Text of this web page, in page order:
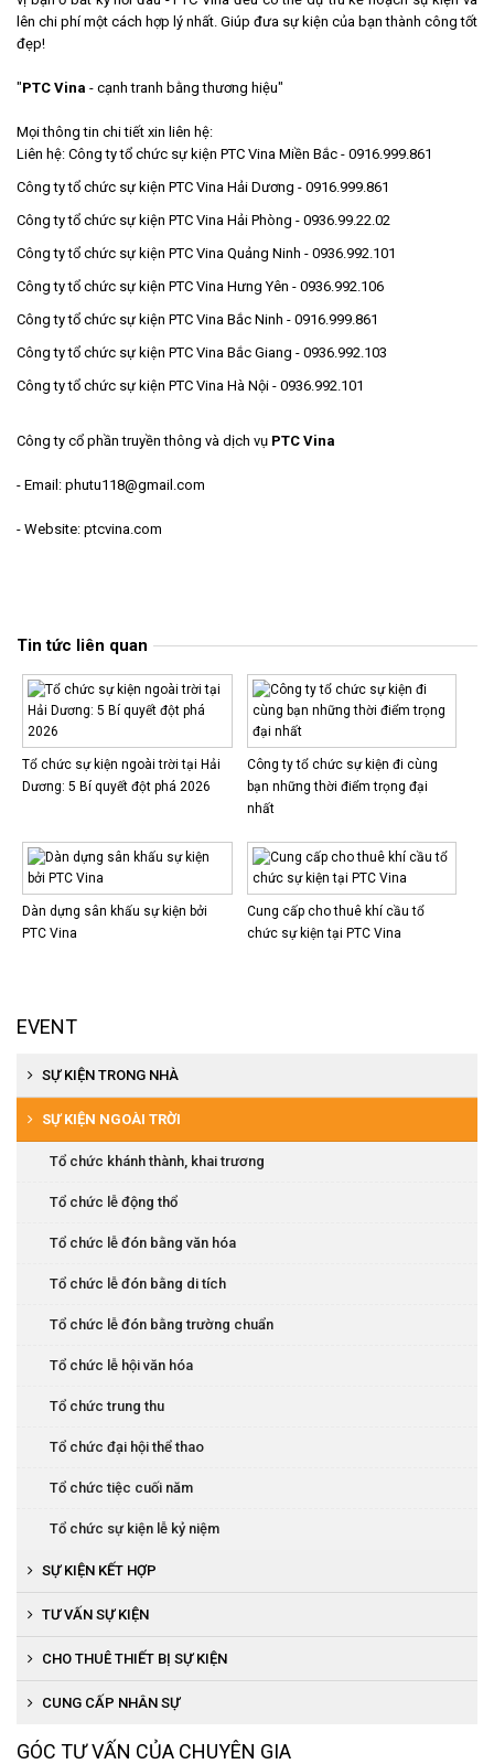
lên chi phí một cách hợp lý nhất. Giúp đưa sự kiện của bạn thành công tốt
đẹp!
"PTC Vina - cạnh tranh bằng thương hiệu"
Mọi thông tin chi tiết xin liên hệ:
Liên hệ: Công ty tổ chức sự kiện PTC Vina Miền Bắc - 0916.999.861
Công ty tổ chức sự kiện PTC Vina Hải Dương - 0916.999.861
Công ty tổ chức sự kiện PTC Vina Hải Phòng - 0936.99.22.02
Công ty tổ chức sự kiện PTC Vina Quảng Ninh - 0936.992.101
Công ty tổ chức sự kiện PTC Vina Hưng Yên - 0936.992.106
Công ty tổ chức sự kiện PTC Vina Bắc Ninh - 0916.999.861
Công ty tổ chức sự kiện PTC Vina Bắc Giang - 0936.992.103
Công ty tổ chức sự kiện PTC Vina Hà Nội - 0936.992.101
Công ty cổ phần truyền thông và dịch vụ PTC Vina
- Email: phutu118@gmail.com
- Website: ptcvina.com
Tin tức liên quan
Tổ chức sự kiện ngoài trời tại Hải
Dương: 5 Bí quyết đột phá 2026
Công ty tổ chức sự kiện đi cùng
bạn những thời điểm trọng đại
nhất
Dàn dựng sân khấu sự kiện bởi
PTC Vina
Cung cấp cho thuê khí cầu tổ
chức sự kiện tại PTC Vina
EVENT
SỰ KIỆN TRONG NHÀ
Tổ chức khai trương, khánh thành
Tổ chức hội nghị khách hàng
Tổ chức họp báo, ra mắt sản phẩm
Tổ chức tiệc cuối năm
Tổ chức hội thi văn nghệ
SỰ KIỆN NGOÀI TRỜI
Tổ chức khánh thành, khai trương
Tổ chức lễ động thổ
Tổ chức lễ đón bằng văn hóa
Tổ chức lễ đón bằng di tích
Tổ chức lễ đón bằng trường chuẩn
Tổ chức lễ hội văn hóa
Tổ chức trung thu
Tổ chức đại hội thể thao
Tổ chức tiệc cuối năm
Tổ chức sự kiện lễ kỷ niệm
SỰ KIỆN KẾT HỢP
Tổ chức khai trương, khánh thành
Tổ chức lễ ra mắt sản phẩm
Tổ chức cuộc thi người đẹp, văn nghệ
TƯ VẤN SỰ KIỆN
CHO THUÊ THIẾT BỊ SỰ KIỆN
Cho thuê thiết bị âm thanh, ánh sáng
Cho thuê nhà bạt
CUNG CẤP NHÂN SỰ
GÓC TƯ VẤN CỦA CHUYÊN GIA